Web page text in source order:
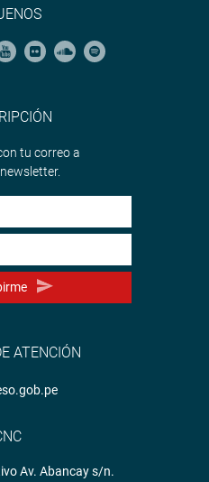
tu correo a
ATENCIÓN
Av. Abancay s/n.